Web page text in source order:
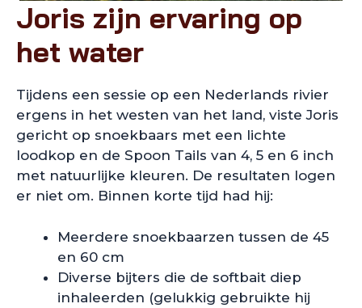
Joris zijn ervaring op
het water
Tijdens een sessie op een Nederlands rivier
ergens in het westen van het land, viste Joris
gericht op snoekbaars met een lichte
loodkop en de Spoon Tails van 4, 5 en 6 inch
met natuurlijke kleuren. De resultaten logen
er niet om. Binnen korte tijd had hij:
Meerdere snoekbaarzen tussen de 45
en 60 cm
Diverse bijters die de softbait diep
inhaleerden (gelukkig gebruikte hij